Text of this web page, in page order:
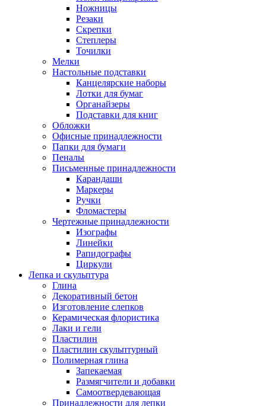
Ножницы
Резаки
Скрепки
Степлеры
Точилки
Мелки
Настольные подставки
Канцелярские наборы
Лотки для бумаг
Органайзеры
Подставки для книг
Обложки
Офисные принадлежности
Папки для бумаги
Пеналы
Письменные принадлежности
Карандаши
Маркеры
Ручки
Фломастеры
Чертежные принадлежности
Изографы
Линейки
Рапидографы
Циркули
Лепка и скульптура
Глина
Декоративный бетон
Изготовление слепков
Керамическая флористика
Лаки и гели
Пластилин
Пластилин скульптурный
Полимерная глина
Запекаемая
Размягчители и добавки
Самоотвердевающая
Принадлежности для лепки